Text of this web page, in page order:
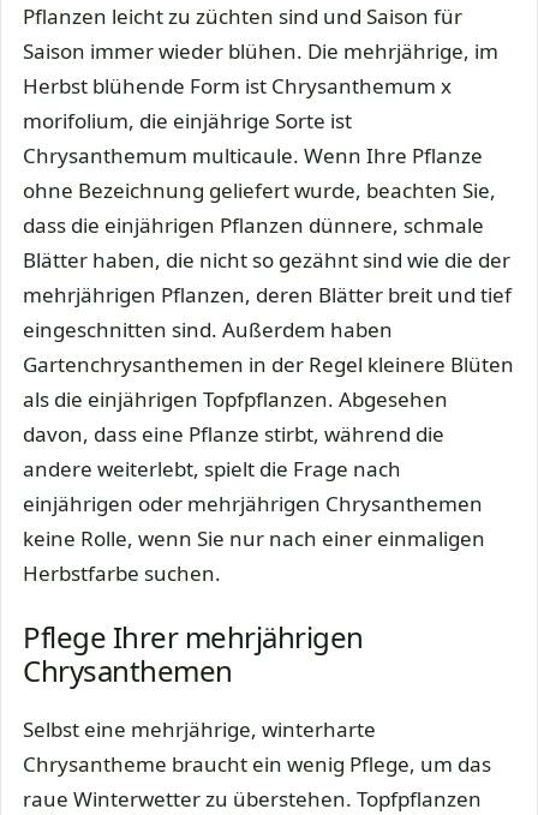
Pflanzen leicht zu züchten sind und Saison für
Saison immer wieder blühen. Die mehrjährige, im
Herbst blühende Form ist Chrysanthemum x
morifolium, die einjährige Sorte ist
Chrysanthemum multicaule. Wenn Ihre Pflanze
ohne Bezeichnung geliefert wurde, beachten Sie,
dass die einjährigen Pflanzen dünnere, schmale
Blätter haben, die nicht so gezähnt sind wie die der
mehrjährigen Pflanzen, deren Blätter breit und tief
eingeschnitten sind. Außerdem haben
Gartenchrysanthemen in der Regel kleinere Blüten
als die einjährigen Topfpflanzen. Abgesehen
davon, dass eine Pflanze stirbt, während die
andere weiterlebt, spielt die Frage nach
einjährigen oder mehrjährigen Chrysanthemen
keine Rolle, wenn Sie nur nach einer einmaligen
Herbstfarbe suchen.
Pflege Ihrer mehrjährigen
Chrysanthemen
Selbst eine mehrjährige, winterharte
Chrysantheme braucht ein wenig Pflege, um das
raue Winterwetter zu überstehen. Topfpflanzen